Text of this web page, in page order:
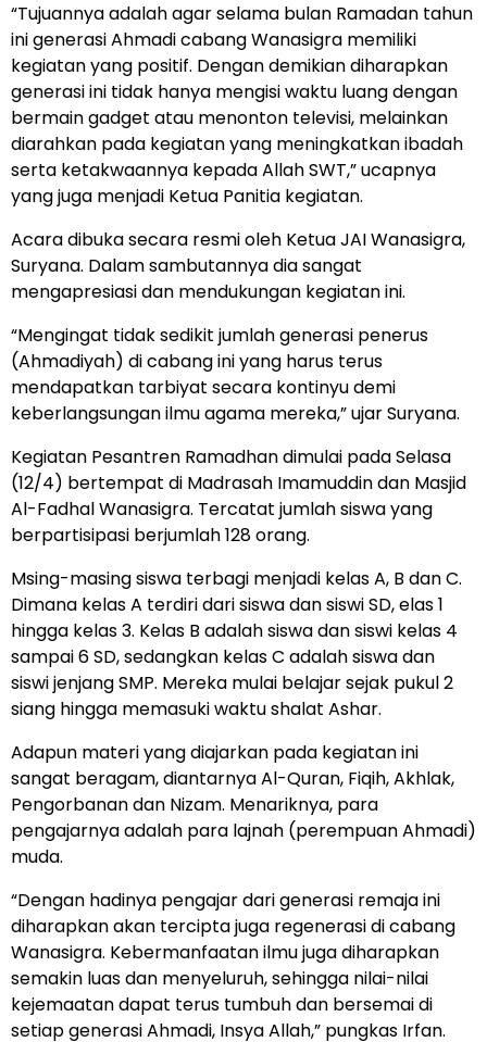
“Tujuannya adalah agar selama bulan Ramadan tahun
ini generasi Ahmadi cabang Wanasigra memiliki
kegiatan yang positif. Dengan demikian diharapkan
generasi ini tidak hanya mengisi waktu luang dengan
bermain gadget atau menonton televisi, melainkan
diarahkan pada kegiatan yang meningkatkan ibadah
serta ketakwaannya kepada Allah SWT,” ucapnya
yang juga menjadi Ketua Panitia kegiatan.
Acara dibuka secara resmi oleh Ketua JAI Wanasigra,
Suryana. Dalam sambutannya dia sangat
mengapresiasi dan mendukungan kegiatan ini.
“Mengingat tidak sedikit jumlah generasi penerus
(Ahmadiyah) di cabang ini yang harus terus
mendapatkan tarbiyat secara kontinyu demi
keberlangsungan ilmu agama mereka,” ujar Suryana.
Kegiatan Pesantren Ramadhan dimulai pada Selasa
(12/4) bertempat di Madrasah Imamuddin dan Masjid
Al-Fadhal Wanasigra. Tercatat jumlah siswa yang
berpartisipasi berjumlah 128 orang.
Msing-masing siswa terbagi menjadi kelas A, B dan C.
Dimana kelas A terdiri dari siswa dan siswi SD, elas 1
hingga kelas 3. Kelas B adalah siswa dan siswi kelas 4
sampai 6 SD, sedangkan kelas C adalah siswa dan
siswi jenjang SMP. Mereka mulai belajar sejak pukul 2
siang hingga memasuki waktu shalat Ashar.
Adapun materi yang diajarkan pada kegiatan ini
sangat beragam, diantarnya Al-Quran, Fiqih, Akhlak,
Pengorbanan dan Nizam. Menariknya, para
pengajarnya adalah para lajnah (perempuan Ahmadi)
muda.
“Dengan hadinya pengajar dari generasi remaja ini
diharapkan akan tercipta juga regenerasi di cabang
Wanasigra. Kebermanfaatan ilmu juga diharapkan
semakin luas dan menyeluruh, sehingga nilai-nilai
kejemaatan dapat terus tumbuh dan bersemai di
setiap generasi Ahmadi, Insya Allah,” pungkas Irfan.